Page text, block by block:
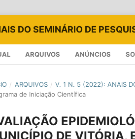
DO SEMINÁRIO DE
ARQUIVOS ANÚNCIOS
/ ARQUIVOS / V. 1 N. 5 (2022): ANAIS
de Iniciação Científica
DE VITÓRIA,